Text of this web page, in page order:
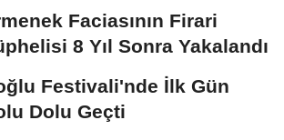
Faciasının Firari
8 Yıl Sonra Yakalandı
Festivali'nde İlk Gün
Dolu Geçti